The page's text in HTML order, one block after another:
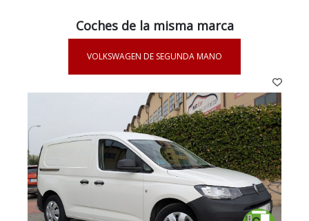
Coches de la misma marca
VOLKSWAGEN DE SEGUNDA MANO